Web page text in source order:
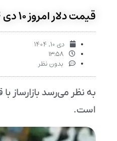
قیمت دلار امروز ۱۰ دی ۱۴۰۴ / دلار 2 هزار تومان ارزان شد
دی ۱۰, ۱۴۰۴
۱۳:۵۸
بدون نظر
به نظر می‌رسد بازارساز
است.